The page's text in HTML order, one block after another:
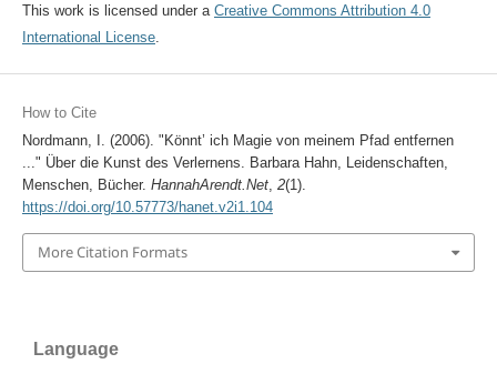
This work is licensed under a Creative Commons Attribution 4.0
International License.
How to Cite
Nordmann, I. (2006). "Könnt’ ich Magie von meinem Pfad entfernen
..." Über die Kunst des Verlernens. Barbara Hahn, Leidenschaften,
Menschen, Bücher. HannahArendt.Net, 2(1).
https://doi.org/10.57773/hanet.v2i1.104
More Citation Formats
Language